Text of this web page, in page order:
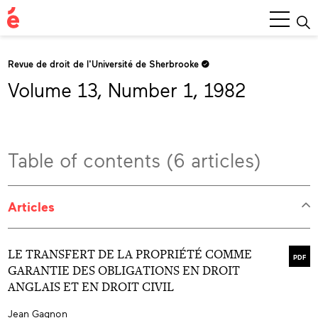
Main
Menu
Revue de droit de l'Université de Sherbrooke
Volume 13, Number 1, 1982
Table of contents (6 articles)
Articles
PDF
LE TRANSFERT DE LA PROPRIÉTÉ COMME
GARANTIE DES OBLIGATIONS EN DROIT
ANGLAIS ET EN DROIT CIVIL
Jean Gagnon